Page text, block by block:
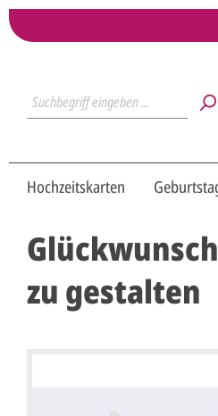
Hochzeitskarten
zu gestalten